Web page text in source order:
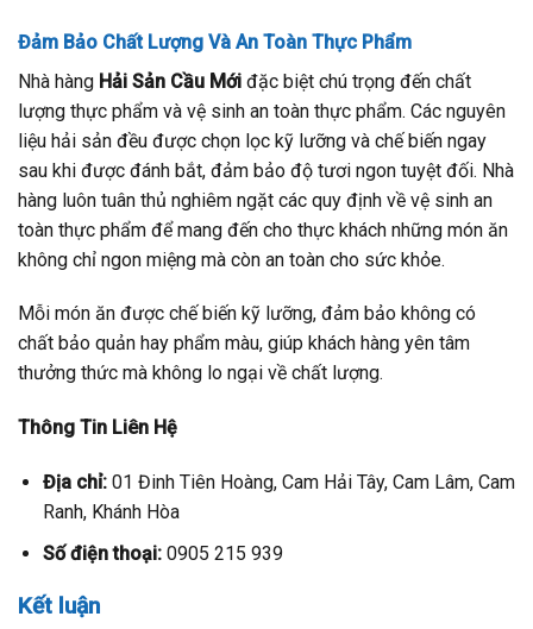
Đảm Bảo Chất Lượng Và An Toàn Thực Phẩm
Nhà hàng Hải Sản Cầu Mới đặc biệt chú trọng đến chất
lượng thực phẩm và vệ sinh an toàn thực phẩm. Các nguyên
liệu hải sản đều được chọn lọc kỹ lưỡng và chế biến ngay
sau khi được đánh bắt, đảm bảo độ tươi ngon tuyệt đối. Nhà
hàng luôn tuân thủ nghiêm ngặt các quy định về vệ sinh an
toàn thực phẩm để mang đến cho thực khách những món ăn
không chỉ ngon miệng mà còn an toàn cho sức khỏe.
Mỗi món ăn được chế biến kỹ lưỡng, đảm bảo không có
chất bảo quản hay phẩm màu, giúp khách hàng yên tâm
thưởng thức mà không lo ngại về chất lượng.
Thông Tin Liên Hệ
Địa chỉ:01 Đinh Tiên Hoàng, Cam Hải Tây, Cam Lâm, Cam
Ranh, Khánh Hòa
Số điện thoại:0905 215 939
Kết luận